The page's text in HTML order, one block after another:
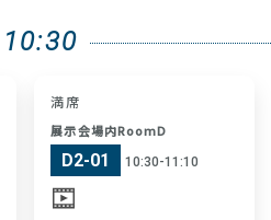
10:30
満席
展示会場内RoomD
D2-01 10:30-11:10